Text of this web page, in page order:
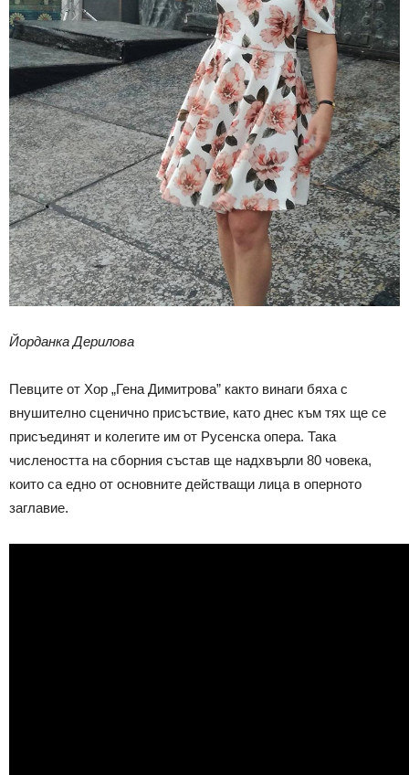
Йорданка Дерилова
Певците от Хор „Гена Димитрова” както винаги бяха с
внушително сценично присъствие, като днес към тях ще се
присъединят и колегите им от Русенска опера. Така
числеността на сборния състав ще надхвърли 80 човека,
които са едно от основните действащи лица в оперното
заглавие.